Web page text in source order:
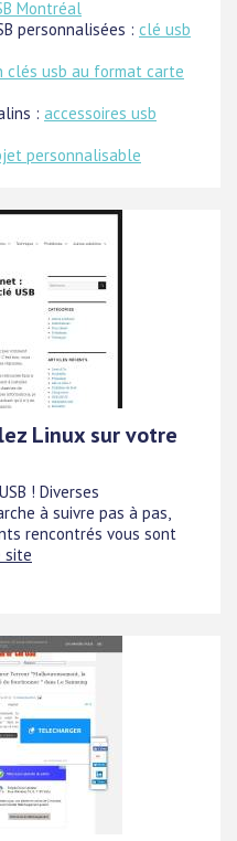
Montréal
personnalisées : clé usb
clés usb au format carte
: accessoires usb
personnalisable
Linux sur votre
! Diverses
à suivre pas à pas,
rencontrés vous sont
site